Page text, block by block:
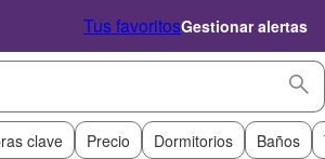
Tus favoritosGestionar alertas
clave Precio Dormitorios Baños